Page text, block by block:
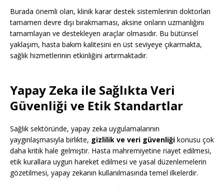
Burada önemli olan, klinik karar destek sistemlerinin doktorları
tamamen devre dışı bırakmaması, aksine onların uzmanlığını
tamamlayan ve destekleyen araçlar olmasıdır. Bu bütünsel
yaklaşım, hasta bakım kalitesini en üst seviyeye çıkarmakta,
sağlık hizmetlerinin etkinliğini artırmaktadır.
Yapay Zeka ile Sağlıkta Veri
Güvenliği ve Etik Standartlar
Sağlık sektöründe, yapay zeka uygulamalarının
yaygınlaşmasıyla birlikte, gizlilik ve veri güvenliği konusu çok
daha kritik hale gelmiştir. Hasta mahremiyetine riayet edilmesi,
etik kurallara uygun hareket edilmesi ve yasal düzenlemelerin
gözetilmesi, yapay zekanın kullanılmasında temel ilkelerdir.